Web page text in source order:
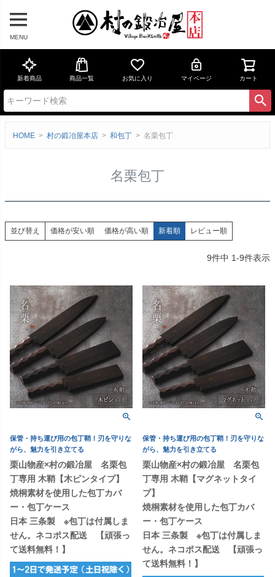
MENU
新着商品 商品一覧 お気に入り マイページ カート
HOME 村の鍛冶屋本店 和包丁 名栗包丁
名栗包丁
並び替え 価格が安い順 価格が高い順 新着順 レビュー順
9件中 1-9件表示
保管・持ち運び用の包丁鞘！刃を守りな
がら、魅力を引き立てる
栗山物産×村の鍛冶屋 名栗包
丁専用 木鞘【木ピンタイプ】
焼桐素材を使用した包丁カバ
ー・包丁ケース
日本 三条製 ※包丁は付属しま
せん。ネコポス配送 【頑張っ
て送料無料！】
保管・持ち運び用の包丁鞘！刃を守りな
がら、魅力を引き立てる
栗山物産×村の鍛冶屋 名栗包
丁専用 木鞘【マグネットタイ
プ】
焼桐素材を使用した包丁カバ
ー・包丁ケース
日本 三条製 ※包丁は付属しま
せん。ネコポス配送 【頑張っ
て送料無料！】